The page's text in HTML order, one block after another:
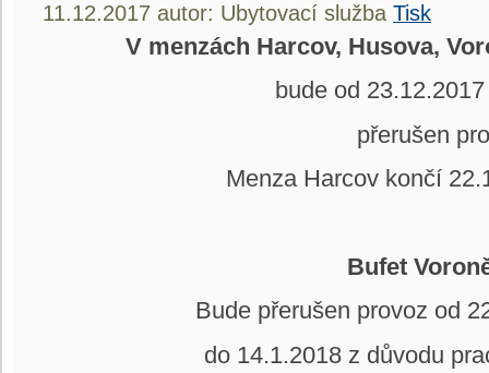
11.12.2017 autor: Ubytovací služba Tisk
V menzách Harcov, Husova,
bude od
přerušen
Menza Harcov končí
Bufet
Bude přerušen provoz od
do 14.1.2018 z důvodu